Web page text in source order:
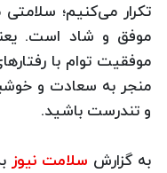
تکرار می‌کنیم؛
موفق و شاد است.
موفقیت توام با
منجر به سعادت و
و تندرست باشید.
به گزارش سلامت نیوز